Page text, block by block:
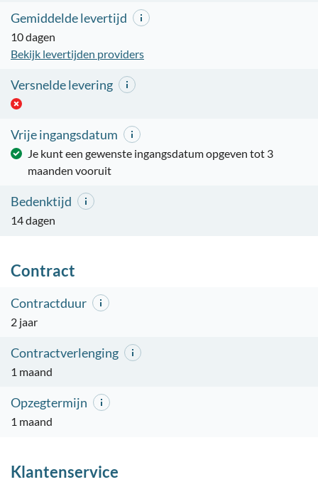
Gemiddelde levertijd
10 dagen
Bekijk levertijden providers
Versnelde levering
Vrije ingangsdatum
Je kunt een gewenste ingangsdatum opgeven tot 3
maanden vooruit
Bedenktijd
14 dagen
Contract
Contractduur
2 jaar
Contractverlenging
1 maand
Opzegtermijn
1 maand
Klantenservice